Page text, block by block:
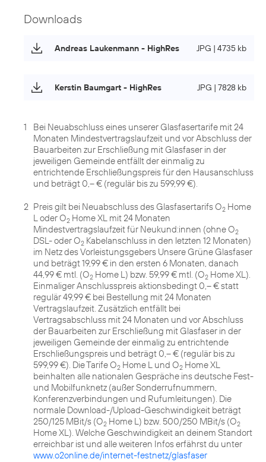
Downloads
Andreas Laukenmann - HighRes JPG | 4735 kb
Kerstin Baumgart - HighRes JPG | 7828 kb
1
Bei Neuabschluss eines unserer Glasfasertarife mit 24
Monaten Mindestvertragslaufzeit und vor Abschluss der
Bauarbeiten zur Erschließung mit Glasfaser in der
jeweiligen Gemeinde entfällt der einmalig zu
entrichtende Erschließungspreis für den Hausanschluss
und beträgt 0,– € (regulär bis zu 599,99 €).
2 Preis gilt bei Neuabschluss des Glasfasertarifs O2 Home
L oder O2 Home XL mit 24 Monaten
Mindestvertragslaufzeit für Neukund:innen (ohne O2
DSL- oder O2 Kabelanschluss in den letzten 12 Monaten)
im Netz des Vorleistungsgebers Unsere Grüne Glasfaser
und beträgt 19,99 € in den ersten 6 Monaten, danach
44,99 € mtl. (O2 Home L) bzw. 59,99 € mtl. (O2 Home XL).
Einmaliger Anschlusspreis aktionsbedingt 0,– € statt
regulär 49,99 € bei Bestellung mit 24 Monaten
Vertragslaufzeit. Zusätzlich entfällt bei
Vertragsabschluss mit 24 Monaten und vor Abschluss
der Bauarbeiten zur Erschließung mit Glasfaser in der
jeweiligen Gemeinde der einmalig zu entrichtende
Erschließungspreis und beträgt 0,– € (regulär bis zu
599,99 €). Die Tarife O2 Home L und O2 Home XL
beinhalten alle nationalen Gespräche ins deutsche Fest-
und Mobilfunknetz (außer Sonderrufnummern,
Konferenzverbindungen und Rufumleitungen). Die
normale Download-/Upload-Geschwindigkeit beträgt
250/125 MBit/s (O2 Home L) bzw. 500/250 MBit/s (O2
Home XL). Welche Geschwindigkeit an deinem Standort
erreichbar ist und alle weiteren Infos erfährst du unter
www.o2online.de/internet-festnetz/glasfaser